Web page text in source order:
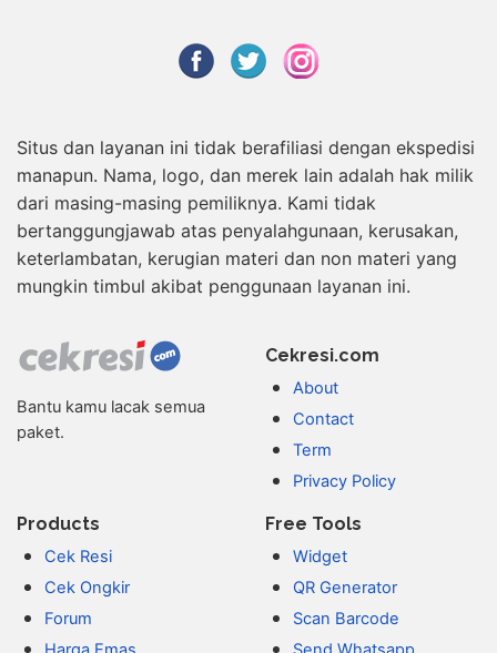
Situs dan layanan ini tidak berafiliasi dengan ekspedisi
manapun. Nama, logo, dan merek lain adalah hak milik
dari masing-masing pemiliknya. Kami tidak
bertanggungjawab atas penyalahgunaan, kerusakan,
keterlambatan, kerugian materi dan non materi yang
mungkin timbul akibat penggunaan layanan ini.
Bantu kamu lacak semua
paket.
Cekresi.com
About
Contact
Term
Privacy Policy
Products
Cek Resi
Cek Ongkir
Forum
Free Tools
Widget
QR Generator
Scan Barcode